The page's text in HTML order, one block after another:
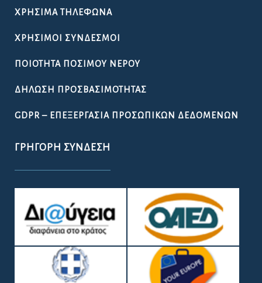
ΧΡΉΣΙΜΑ ΤΗΛΈΦΩΝΑ
ΧΡΉΣΙΜΟΙ ΣΎΝΔΕΣΜΟΙ
ΠΟΙΌΤΗΤΑ ΠΌΣΙΜΟΥ ΝΕΡΟΎ
ΔΉΛΩΣΗ ΠΡΟΣΒΑΣΙΜΌΤΗΤΑΣ
GDPR – ΕΠΕΞΕΡΓΑΣΙΑ ΠΡΟΣΩΠΙΚΩΝ ΔΕΔΟΜΕΝΩΝ
ΓΡΉΓΟΡΗ ΣΎΝΔΕΣΗ